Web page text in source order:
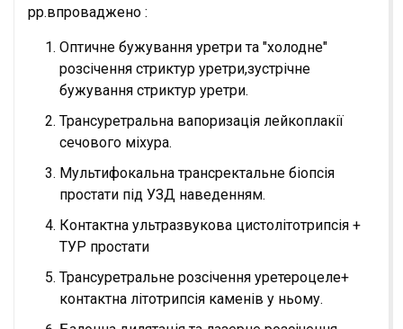
рр.впроваджено :
Оптичне бужування уретри та "холодне"
розсічення стриктур уретри,зустрічне
бужування стриктур уретри.
Трансуретральна вапоризація лейкоплакії
сечового міхура.
Мультифокальна трансректальне біопсія
простати під УЗД наведенням.
Контактна ультразвукова цистолітотрипсія +
ТУР простати
Трансуретральне розсічення уретероцеле+
контактна літотрипсія каменів у ньому.